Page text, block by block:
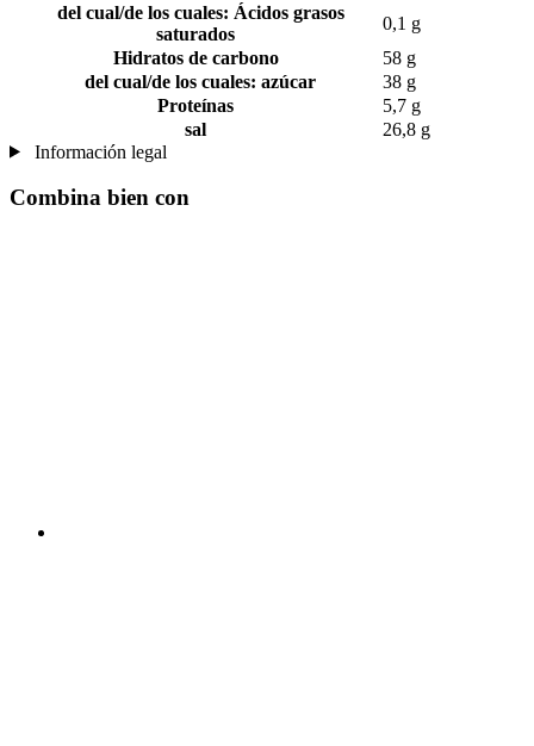
del cual/de los cuales: Ácidos grasos
saturados
0,1 g
Hidratos de carbono
58 g
del cual/de los cuales: azúcar
38 g
Proteínas
5,7 g
sal
26,8 g
Información legal
Combina bien con